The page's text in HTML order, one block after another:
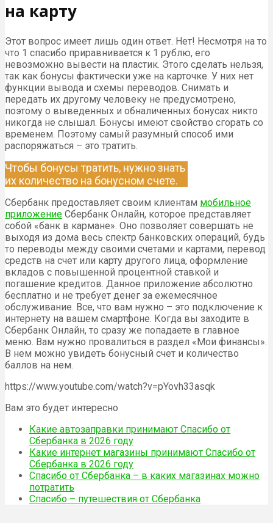
на карту
Этот вопрос имеет лишь один ответ. Нет! Несмотря на то
что 1 спасибо приравнивается к 1 рублю, его
невозможно вывести на пластик. Этого сделать нельзя,
так как бонусы фактически уже на карточке. У них нет
функции вывода и схемы переводов. Снимать и
передать их другому человеку не предусмотрено,
поэтому о выведенных и обналиченных бонусах никто
никогда не слышал. Бонусы имеют свойство сгорать со
временем. Поэтому самый разумный способ ими
распоряжаться – это тратить.
Чтобы бонусы тратить, нужно знать
их количество на бонусном счете.
Сбербанк предоставляет своим клиентам мобильное
приложение Сбербанк Онлайн, которое представляет
собой «банк в кармане». Оно позволяет совершать не
выходя из дома весь спектр банковских операций, будь
то переводы между своими счетами и картами, перевод
средств на счет или карту другого лица, оформление
вкладов с повышенной процентной ставкой и
погашение кредитов. Данное приложение абсолютно
бесплатно и не требует денег за ежемесячное
обслуживание. Все, что вам нужно – это подключение к
интернету на вашем смартфоне. Когда вы заходите в
Сбербанк Онлайн, то сразу же попадаете в главное
меню. Вам нужно провалиться в раздел «Мои финансы».
В нем можно увидеть бонусный счет и количество
баллов на нем.
https://www.youtube.com/watch?v=pYovh33asqk
Вам это будет интересно
Какие автозаправки принимают Спасибо от
Сбербанка в 2026 году
Какие интернет магазины принимают Спасибо от
Сбербанка в 2026 году
Спасибо от Сбербанка – в каких магазинах можно
потратить
Спасибо – путешествия от Сбербанка